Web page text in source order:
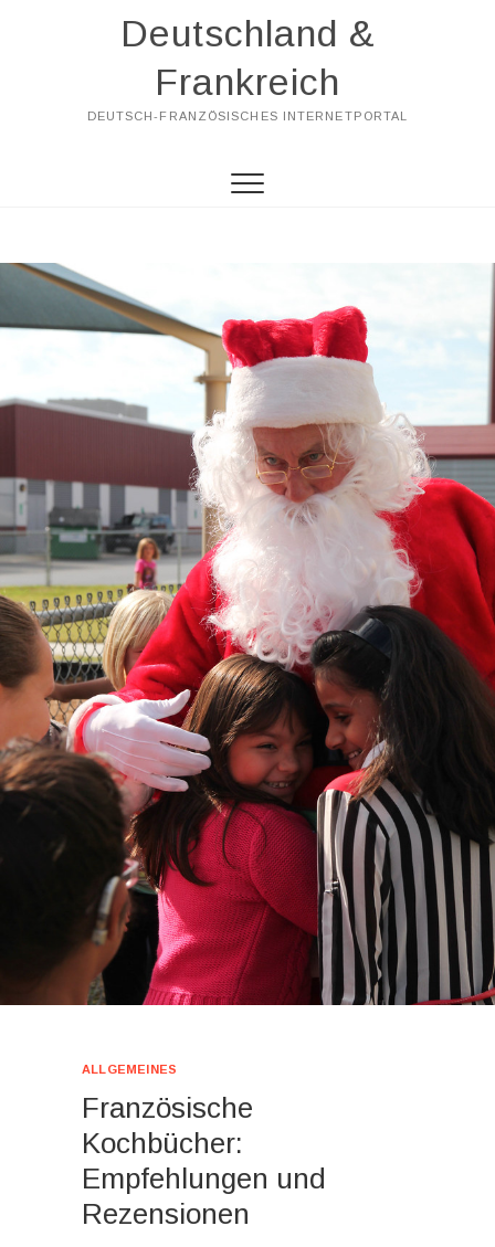
Deutschland &
Frankreich
DEUTSCH-FRANZÖSISCHES INTERNETPORTAL
ALLGEMEINES
Französische
Kochbücher:
Empfehlungen und
Rezensionen